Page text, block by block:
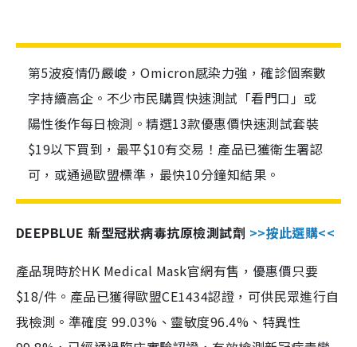
第5波疫情仍嚴峻，Omicron感染力強，確診個案數
字持續高企。不少市民購買快速測試「看門口」或
陽性後作每日檢測。精選13款優惠價快速測試套裝
$19以下買到，最平$10有交易！產品已獲衛生署認
可，或通過歐盟標準，最快10分鐘知結果。
DEEPBLUE 新型冠狀病毒抗原檢測試劑 >>按此選購<<
產品現時於HK Medical Mask官網有售，優惠價只要
$18/件。產品已獲得歐盟CE1434認證，可供民眾進行自
我檢測。準確度 99.03%、靈敏度96.4%、特異性